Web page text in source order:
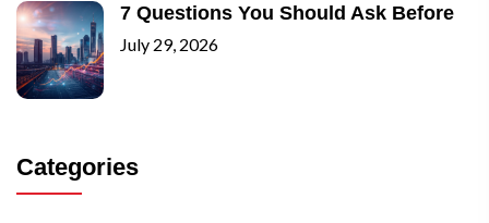
7 Questions You Should Ask Before
July 29, 2026
Categories